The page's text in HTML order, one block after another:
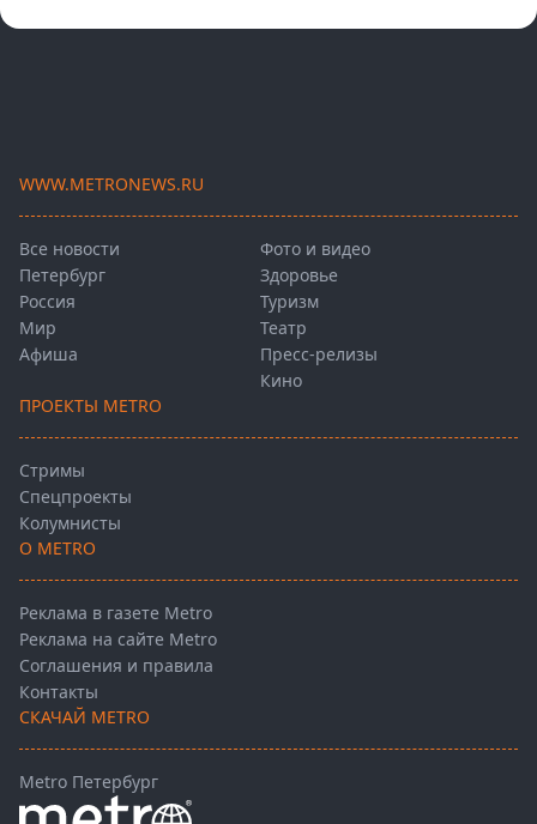
WWW.METRONEWS.RU
Все новости
Петербург
Россия
Мир
Афиша
Фото и видео
Здоровье
Туризм
Театр
Пресс-релизы
Кино
ПРОЕКТЫ METRO
Стримы
Спецпроекты
Колумнисты
О METRO
Реклама в газете Metro
Реклама на сайте Metro
Соглашения и правила
Контакты
СКАЧАЙ METRO
Metro Петербург